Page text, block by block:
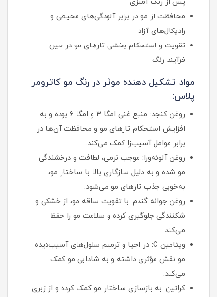
پس از رنگ آمیزی
محافظت از مو در برابر آلودگی‌های محیطی و
رادیکال‌های آزاد
تقویت و استحکام بخشی تارهای مو در حین
فرآیند رنگ
مواد تشکیل دهنده موثر در رنگ مو کاترومر
پلاس:
روغن کنجد: منبع غنی امگا ۳ و امگا ۶ بوده و به
افزایش استحکام تارهای مو و محافظت آن‌ها در
برابر عوامل آسیب‌زا کمک می‌کند.
روغن آلوئه‌ورا: موجب نرمی، لطافت و درخشندگی
مو شده و به دلیل سازگاری بالا با ساختار مو،
به‌خوبی جذب تارهای مو می‌شود.
روغن جوانه گندم: با تقویت ساقه مو، از خشکی و
شکنندگی جلوگیری کرده و سلامت مو را حفظ
می‌کند.
ویتامین C: در احیا و ترمیم سلول‌های آسیب‌دیده
مو نقش مؤثری داشته و به شادابی مو کمک
می‌کند.
کراتین: به بازسازی ساختار مو کمک کرده و از زبری